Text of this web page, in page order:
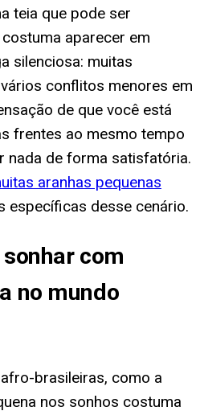
teia que pode ser
aparecer em
silenciosa: muitas
conflitos menores em
de que você está
frentes ao mesmo tempo
nada de forma satisfatória.
aranhas pequenas
específicas desse cenário.
com
no mundo
brasileiras, como a
nos sonhos costuma